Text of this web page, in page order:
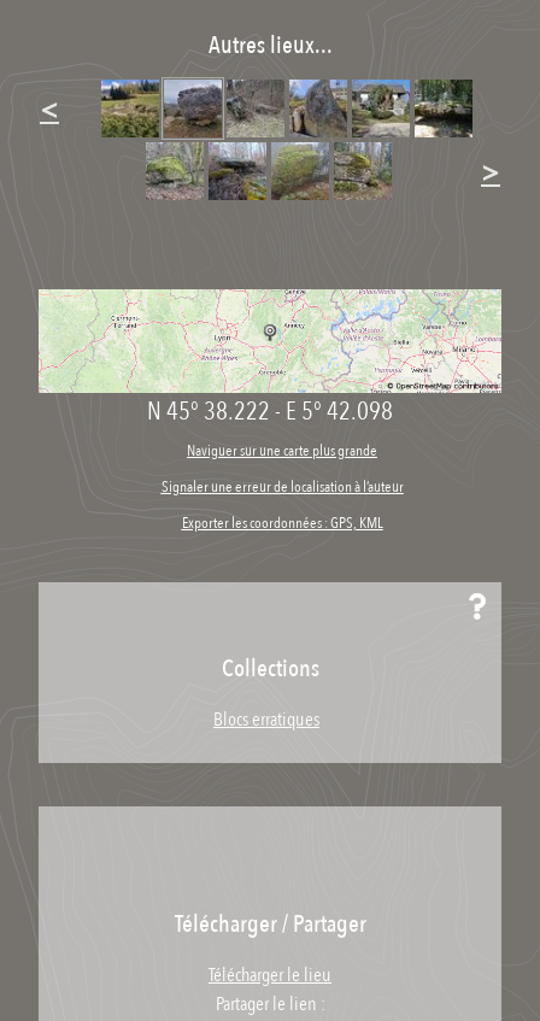
Autres lieux...
<
>
N 45° 38.222- E 5° 42.098
Naviguer sur une carte plus grande
Signaler une erreur de localisation à l’auteur
Exporter les coordonnées : GPS, KML
Collections
Blocs erratiques
Télécharger / Partager
Télécharger le lieu
Partager le lien :